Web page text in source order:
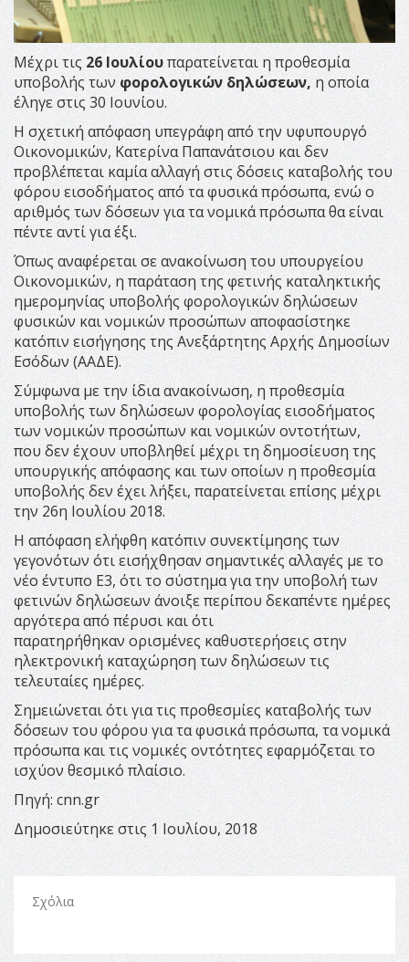
Μέχρι τις 26 Ιουλίουπαρατείνεται η προθεσμία
υποβολής των φορολογικών δηλώσεων, η οποία
έληγε στις 30 Ιουνίου.
Η σχετική απόφαση υπεγράφη από την υφυπουργό
Οικονομικών, Κατερίνα Παπανάτσιου και δεν
προβλέπεται καμία αλλαγή στις δόσεις καταβολής του
φόρου εισοδήματος από τα φυσικά πρόσωπα, ενώ ο
αριθμός των δόσεων για τα νομικά πρόσωπα θα είναι
πέντε αντί για έξι.
Όπως αναφέρεται σε ανακοίνωση του υπουργείου
Οικονομικών, η παράταση της φετινής καταληκτικής
ημερομηνίας υποβολής φορολογικών δηλώσεων
φυσικών και νομικών προσώπων αποφασίστηκε
κατόπιν εισήγησης της Ανεξάρτητης Αρχής Δημοσίων
Εσόδων (ΑΑΔΕ).
Σύμφωνα με την ίδια ανακοίνωση, η προθεσμία
υποβολής των δηλώσεων φορολογίας εισοδήματος
των νομικών προσώπων και νομικών οντοτήτων,
που δεν έχουν υποβληθεί μέχρι τη δημοσίευση της
υπουργικής απόφασης και των οποίων η προθεσμία
υποβολής δεν έχει λήξει, παρατείνεται επίσης μέχρι
την 26η Ιουλίου 2018.
Η απόφαση ελήφθη κατόπιν συνεκτίμησης των
γεγονότων ότι εισήχθησαν σημαντικές αλλαγές με το
νέο έντυπο Ε3, ότι το σύστημα για την υποβολή των
φετινών δηλώσεων άνοιξε περίπου δεκαπέντε ημέρες
αργότερα από πέρυσι και ότι
παρατηρήθηκαν ορισμένες καθυστερήσεις στην
ηλεκτρονική καταχώρηση των δηλώσεων τις
τελευταίες ημέρες.
Σημειώνεται ότι για τις προθεσμίες καταβολής των
δόσεων του φόρου για τα φυσικά πρόσωπα, τα νομικά
πρόσωπα και τις νομικές οντότητες εφαρμόζεται το
ισχύον θεσμικό πλαίσιο.
Πηγή: cnn.gr
Δημοσιεύτηκε στις 1 Ιουλίου, 2018
Σχόλια